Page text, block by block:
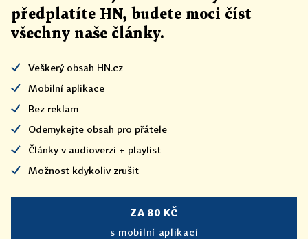
předplatíte HN, budete moci číst
všechny naše články.
Veškerý obsah HN.cz
Mobilní aplikace
Bez reklam
Odemykejte obsah pro přátele
Články v audioverzi + playlist
Možnost kdykoliv zrušit
ZA 80 KČ
s mobilní aplikací